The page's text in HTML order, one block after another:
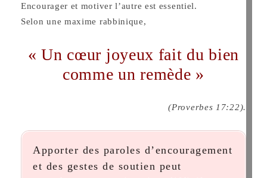
Encourager et motiver l’autre est essentiel.
Selon une maxime rabbinique,
« Un cœur joyeux fait du bien
comme un remède »
(Proverbes 17:22).
Apporter des paroles d’encouragement
et des gestes de soutien peut